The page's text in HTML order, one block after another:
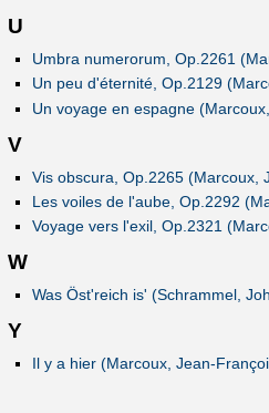
U
Umbra numerorum, Op.2261
Un peu d'éternité, Op.2129
Un voyage en espagne
V
Vis obscura, Op.2265 (Marcoux,
Les voiles de l'aube, Op.2292
Voyage vers l'exil, Op.2321
W
Was Öst'reich is' (Schrammel,
Y
Il y a hier (Marcoux, Jean-